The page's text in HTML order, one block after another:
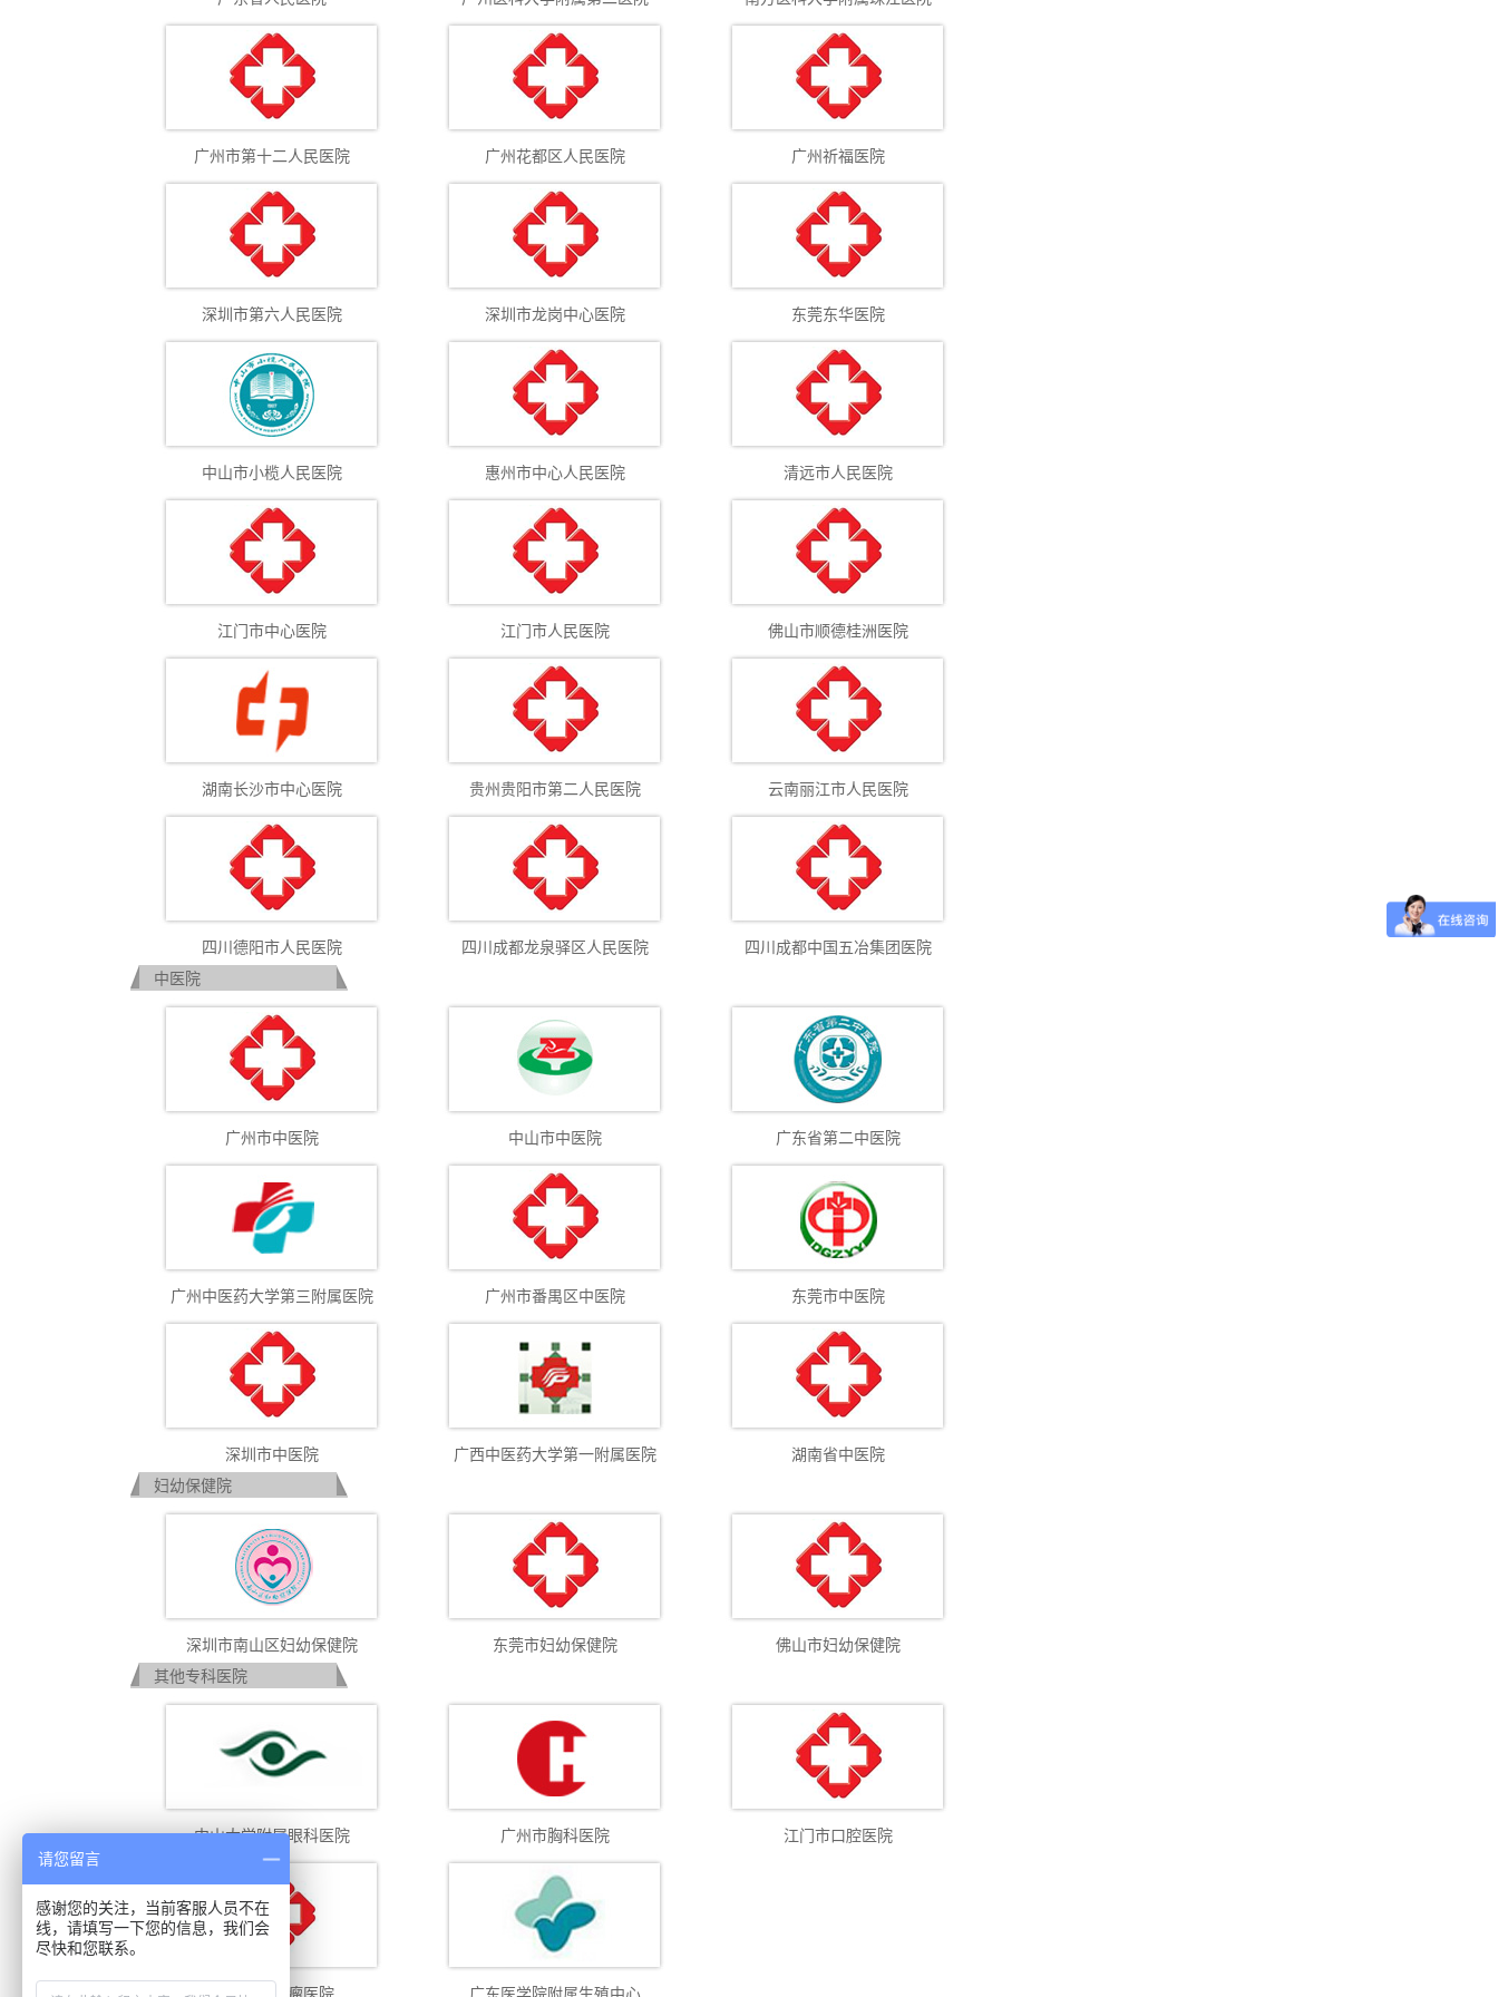
广州市第十二人民医院 广州花都区人民医院 广州祈福医院
深圳市第六人民医院 深圳市龙岗中心医院 东莞东华医院
中山市小榄人民医院 惠州市中心人民医院 清远市人民医院
江门市中心医院 江门市人民医院 佛山市顺德桂洲医院
湖南长沙市中心医院 贵州贵阳市第二人民医院 云南丽江市人民医院
四川德阳市人民医院 四川成都龙泉驿区人民医院
四川成都中国五冶集团医院
中医院
广州市中医院 中山市中医院 广东省第二中医院
广州中医药大学第三附属医院 广州市番禺区中医院 东莞市中医院
深圳市中医院 广西中医药大学第一附属医院
湖南省中医院
妇幼保健院
深圳市南山区妇幼保健院 东莞市妇幼保健院
佛山市妇幼保健院
其他专科医院
中山大学附属眼科医院 广州市胸科医院 江门市口腔医院
请您留言
感谢您的关注，当前客服人员不在
线，请填写一下您的信息，我们会
尽快和您联系。